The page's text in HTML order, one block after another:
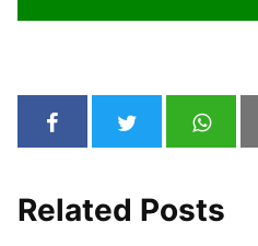
Related Posts